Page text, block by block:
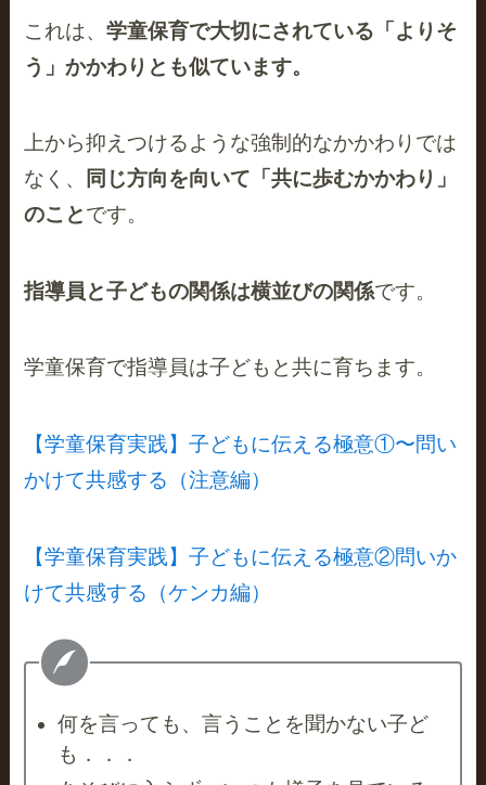
これは、学童保育で大切にされている「よりそ
う」かかわりとも似ています。
上から抑えつけるような強制的なかかわりでは
なく、
同じ方向を向いて「共に歩むかかわり」
のことです。
指導員と子どもの関係は横並びの関係です。
学童保育で指導員は子どもと共に育ちます。
【学童保育実践】子どもに伝える極意①〜問い
かけて共感する（注意編）
【学童保育実践】子どもに伝える極意②問いか
けて共感する（ケンカ編）
何を言っても、言うことを聞かない子ど
も．．．